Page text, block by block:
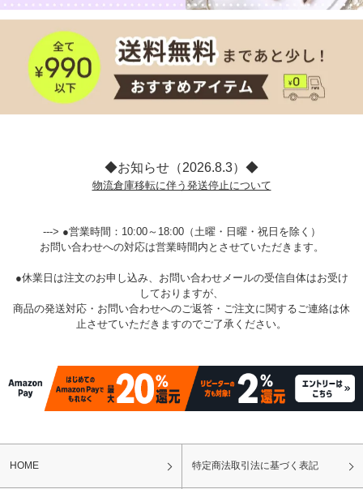
◆お知らせ（2026.8.3）◆
物流倉庫移転に伴う発送停止について
---> ●営業時間：10:00～18:00（土曜・日曜・祝日を除く）
お問い合わせへの対応は営業時間内とさせていただきます。
●休業日は注文のお申し込み、お問い合わせメールの受信自体はお受け
しておりますが、
商品の発送対応・お問い合わせへのご返答・ご注文に関するご連絡は休
止させていただきますのでご了承ください。
HOME 特定商法取引法に基づく表記